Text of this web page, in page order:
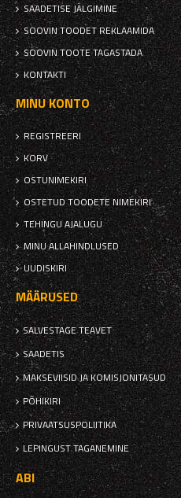
SAADETISE JÄLGIMINE
SOOVIN TOODET REKLAAMIDA
SOOVIN TOOTE TAGASTADA
KONTAKTI
MINU KONTO
REGISTREERI
KORV
OSTUNIMEKIRI
OSTETUD TOODETE NIMEKIRI
TEHINGU AJALUGU
MINU ALLAHINDLUSED
UUDISKIRI
MÄÄRUSED
SALVESTAGE TEAVET
SAADETIS
MAKSEVIISID JA KOMISJONITASUD
PÕHIKIRI
PRIVAATSUSPOLIITIKA
LEPINGUST TAGANEMINE
ABI